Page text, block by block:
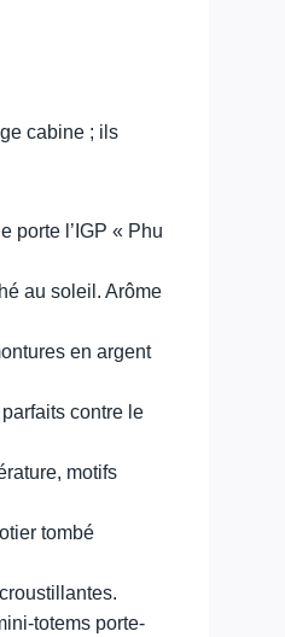
cabine ; ils
porte l’IGP « Phu
au soleil. Arôme
en argent
contre le
motifs
tombé
totems porte-